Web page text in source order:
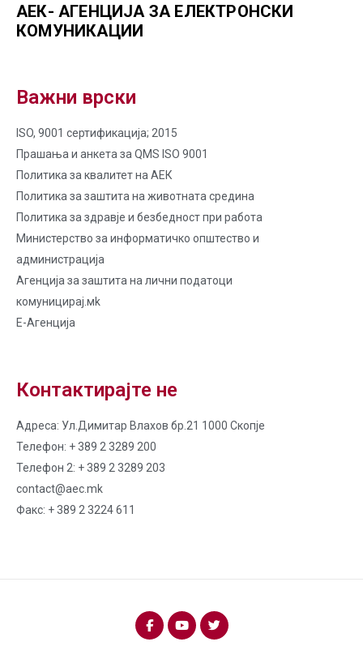
АЕК- АГЕНЦИЈА ЗА ЕЛЕКТРОНСКИ
КОМУНИКАЦИИ
Важни врски
ISO, 9001 сертификација; 2015
Прашања и анкета за QMS ISO 9001
Политика за квалитет на AЕК
Политика за заштита на животната средина
Политика за здравје и безбедност при работа
Министерство за информатичко општество и
администрација
Агенција за заштита на лични податоци
комуницирај.мk
Е-Агенција
Контактирајте не
Адреса: Ул.Димитар Влахов бр.21 1000 Скопје
Телефон: + 389 2 3289 200
Телефон 2: + 389 2 3289 203
contact@aec.mk
Факс: + 389 2 3224 611